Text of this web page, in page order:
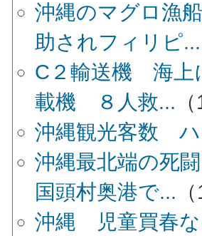
沖縄のマグロ漁
助されフィリピ...
C２輸送機 海上
載機 ８人救...
沖縄観光客数
沖縄最北端の死
国頭村奥港で...
沖縄 児童買春